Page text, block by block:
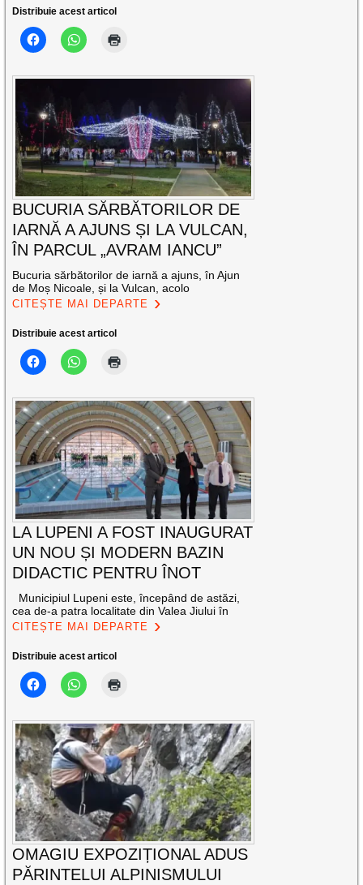
Distribuie acest articol
BUCURIA SĂRBĂTORILOR DE
IARNĂ A AJUNS ȘI LA VULCAN,
ÎN PARCUL „AVRAM IANCU”
Bucuria sărbătorilor de iarnă a ajuns, în Ajun
de Moș Nicoale, și la Vulcan, acolo
CITEȘTE MAI DEPARTE
Distribuie acest articol
LA LUPENI A FOST INAUGURAT
UN NOU ȘI MODERN BAZIN
DIDACTIC PENTRU ÎNOT
Municipiul Lupeni este, începând de astăzi,
cea de-a patra localitate din Valea Jiului în
CITEȘTE MAI DEPARTE
Distribuie acest articol
OMAGIU EXPOZIȚIONAL ADUS
PĂRINTELUI ALPINISMULUI